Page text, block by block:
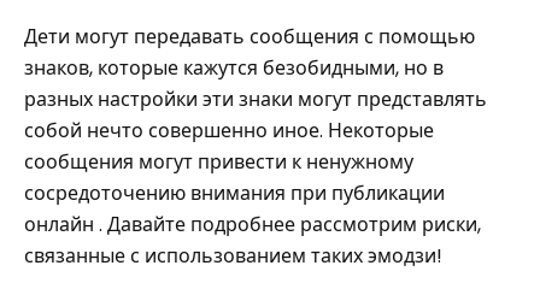
Дети могут передавать сообщения с помощью
знаков, которые кажутся безобидными, но в
разных настройки эти знаки могут представлять
собой нечто совершенно иное. Некоторые
сообщения могут привести к ненужному
сосредоточению внимания при публикации
онлайн . Давайте подробнее рассмотрим риски,
связанные с использованием таких эмодзи!